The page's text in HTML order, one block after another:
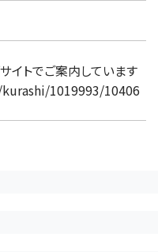
イトでご案内しています
1019993/10406